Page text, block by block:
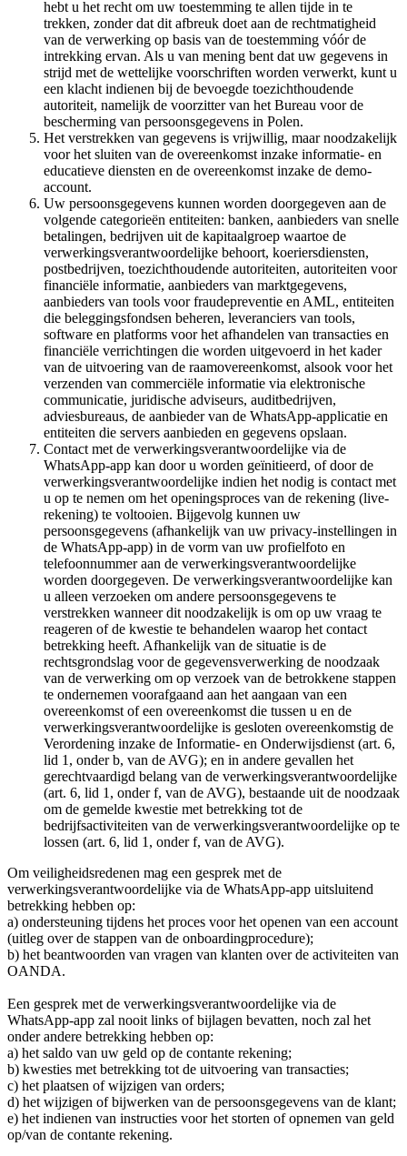
hebt u het recht om uw toestemming te allen tijde in te
trekken, zonder dat dit afbreuk doet aan de rechtmatigheid
van de verwerking op basis van de toestemming vóór de
intrekking ervan. Als u van mening bent dat uw gegevens in
strijd met de wettelijke voorschriften worden verwerkt, kunt u
een klacht indienen bij de bevoegde toezichthoudende
autoriteit, namelijk de voorzitter van het Bureau voor de
bescherming van persoonsgegevens in Polen.
Het verstrekken van gegevens is vrijwillig, maar noodzakelijk
voor het sluiten van de overeenkomst inzake informatie- en
educatieve diensten en de overeenkomst inzake de demo-
account.
Uw persoonsgegevens kunnen worden doorgegeven aan de
volgende categorieën entiteiten: banken, aanbieders van snelle
betalingen, bedrijven uit de kapitaalgroep waartoe de
verwerkingsverantwoordelijke behoort, koeriersdiensten,
postbedrijven, toezichthoudende autoriteiten, autoriteiten voor
financiële informatie, aanbieders van marktgegevens,
aanbieders van tools voor fraudepreventie en AML, entiteiten
die beleggingsfondsen beheren, leveranciers van tools,
software en platforms voor het afhandelen van transacties en
financiële verrichtingen die worden uitgevoerd in het kader
van de uitvoering van de raamovereenkomst, alsook voor het
verzenden van commerciële informatie via elektronische
communicatie, juridische adviseurs, auditbedrijven,
adviesbureaus, de aanbieder van de WhatsApp-applicatie en
entiteiten die servers aanbieden en gegevens opslaan.
Contact met de verwerkingsverantwoordelijke via de
WhatsApp-app kan door u worden geïnitieerd, of door de
verwerkingsverantwoordelijke indien het nodig is contact met
u op te nemen om het openingsproces van de rekening (live-
rekening) te voltooien. Bijgevolg kunnen uw
persoonsgegevens (afhankelijk van uw privacy-instellingen in
de WhatsApp-app) in de vorm van uw profielfoto en
telefoonnummer aan de verwerkingsverantwoordelijke
worden doorgegeven. De verwerkingsverantwoordelijke kan
u alleen verzoeken om andere persoonsgegevens te
verstrekken wanneer dit noodzakelijk is om op uw vraag te
reageren of de kwestie te behandelen waarop het contact
betrekking heeft. Afhankelijk van de situatie is de
rechtsgrondslag voor de gegevensverwerking de noodzaak
van de verwerking om op verzoek van de betrokkene stappen
te ondernemen voorafgaand aan het aangaan van een
overeenkomst of een overeenkomst die tussen u en de
verwerkingsverantwoordelijke is gesloten overeenkomstig de
Verordening inzake de Informatie- en Onderwijsdienst (art. 6,
lid 1, onder b, van de AVG); en in andere gevallen het
gerechtvaardigd belang van de verwerkingsverantwoordelijke
(art. 6, lid 1, onder f, van de AVG), bestaande uit de noodzaak
om de gemelde kwestie met betrekking tot de
bedrijfsactiviteiten van de verwerkingsverantwoordelijke op te
lossen (art. 6, lid 1, onder f, van de AVG).
Om veiligheidsredenen mag een gesprek met de
verwerkingsverantwoordelijke via de WhatsApp-app uitsluitend
betrekking hebben op:
a) ondersteuning tijdens het proces voor het openen van een account
(uitleg over de stappen van de onboardingprocedure);
b) het beantwoorden van vragen van klanten over de activiteiten van
OANDA.
Een gesprek met de verwerkingsverantwoordelijke via de
WhatsApp-app zal nooit links of bijlagen bevatten, noch zal het
onder andere betrekking hebben op:
a) het saldo van uw geld op de contante rekening;
b) kwesties met betrekking tot de uitvoering van transacties;
c) het plaatsen of wijzigen van orders;
d) het wijzigen of bijwerken van de persoonsgegevens van de klant;
e) het indienen van instructies voor het storten of opnemen van geld
op/van de contante rekening.